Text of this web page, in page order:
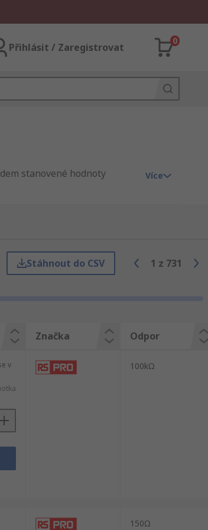
Přihlásit / Zaregistrovat
0
stanovené hodnoty
toleranci. Mají dlouhé,
Nejvhodnější jsou pro
vzdálenosti.
poskytuje vyšší výkon.
Více
Stáhnout do CSV 1 z 731
Značka Odpor
v
100kΩ
150Ω